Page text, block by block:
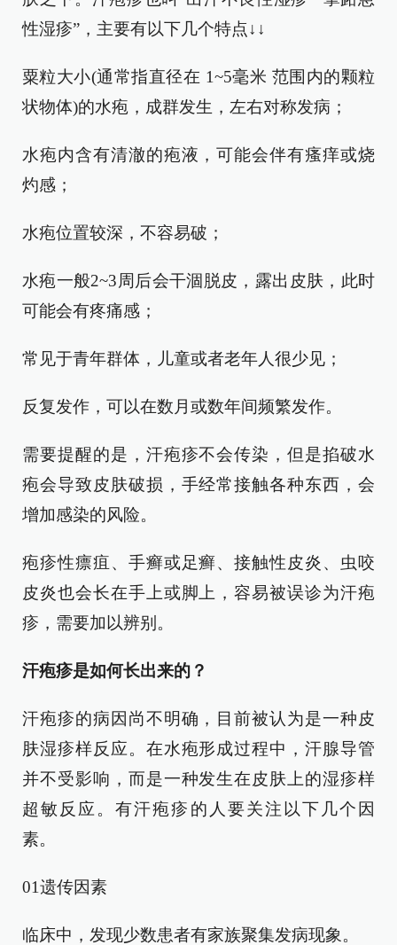
性湿疹”，主要有以下几个特点↓↓
粟粒大小(通常指直径在 1~5毫米 范围内的颗粒
状物体)的水疱，成群发生，左右对称发病；
水疱内含有清澈的疱液，可能会伴有瘙痒或烧
灼感；
水疱位置较深，不容易破；
水疱一般2~3周后会干涸脱皮，露出皮肤，此时
可能会有疼痛感；
常见于青年群体，儿童或者老年人很少见；
反复发作，可以在数月或数年间频繁发作。
需要提醒的是，汗疱疹不会传染，但是掐破水
疱会导致皮肤破损，手经常接触各种东西，会
增加感染的风险。
疱疹性瘭疽、手癣或足癣、接触性皮炎、虫咬
皮炎也会长在手上或脚上，容易被误诊为汗疱
疹，需要加以辨别。
汗疱疹是如何长出来的？
汗疱疹的病因尚不明确，目前被认为是一种皮
肤湿疹样反应。在水疱形成过程中，汗腺导管
并不受影响，而是一种发生在皮肤上的湿疹样
超敏反应。有汗疱疹的人要关注以下几个因
素。
01遗传因素
临床中，发现少数患者有家族聚集发病现象。